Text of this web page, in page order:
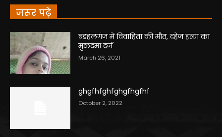
जरूर पढ़े
बड़हलगंज में विवाहिता की मौत, दहेज हत्या का
मुकदमा दर्ज
March 26, 2021
ghgfhfghfghgfhgfhf
October 2, 2022